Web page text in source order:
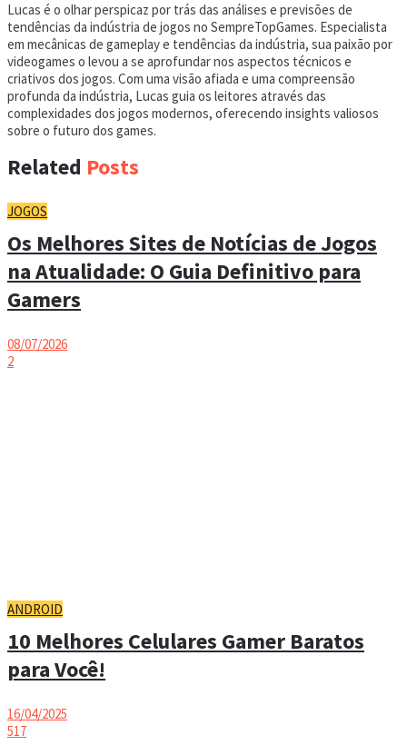
Lucas é o olhar perspicaz por trás das análises e previsões de
tendências da indústria de jogos no SempreTopGames. Especialista
em mecânicas de gameplay e tendências da indústria, sua paixão por
videogames o levou a se aprofundar nos aspectos técnicos e
criativos dos jogos. Com uma visão afiada e uma compreensão
profunda da indústria, Lucas guia os leitores através das
complexidades dos jogos modernos, oferecendo insights valiosos
sobre o futuro dos games.
Related Posts
JOGOS
Os Melhores Sites de Notícias de Jogos
na Atualidade: O Guia Definitivo para
Gamers
08/07/2026
2
ANDROID
10 Melhores Celulares Gamer Baratos
para Você!
16/04/2025
517